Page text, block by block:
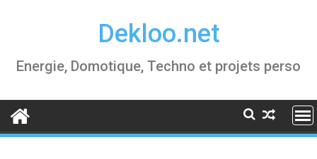
Dekloo.net
Energie, Domotique, Techno et projets perso